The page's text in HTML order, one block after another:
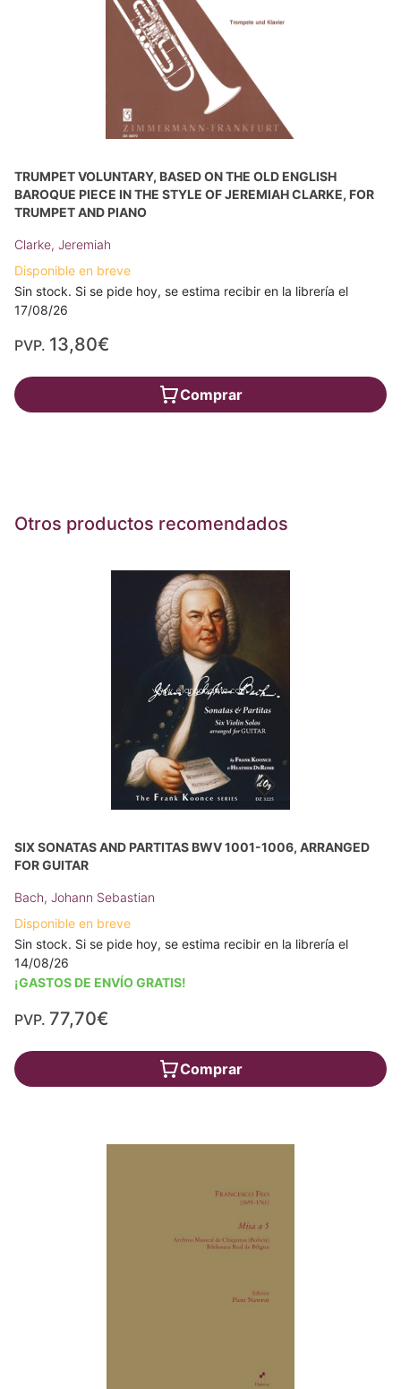
TRUMPET VOLUNTARY, BASED ON THE OLD ENGLISH
BAROQUE PIECE IN THE STYLE OF JEREMIAH CLARKE, FOR
TRUMPET AND PIANO
Clarke, Jeremiah
Disponible en breve
Sin stock. Si se pide hoy, se estima recibir en la librería el
17/08/26
PVP. 13,80€
Comprar
Otros productos recomendados
SIX SONATAS AND PARTITAS BWV 1001-1006, ARRANGED
FOR GUITAR
Bach, Johann Sebastian
Disponible en breve
Sin stock. Si se pide hoy, se estima recibir en la librería el
14/08/26
¡GASTOS DE ENVÍO GRATIS!
PVP. 77,70€
Comprar